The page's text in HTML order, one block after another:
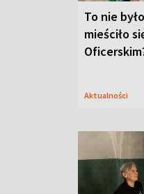
To nie
mieściło
Aktualności